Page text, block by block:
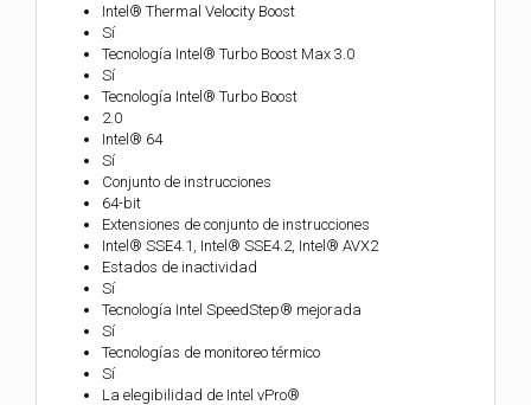
Intel® Thermal Velocity Boost
Sí
Tecnología Intel® Turbo Boost Max 3.0
Sí
Tecnología Intel® Turbo Boost
2.0
Intel® 64
Sí
Conjunto de instrucciones
64-bit
Extensiones de conjunto de instrucciones
Intel® SSE4.1, Intel® SSE4.2, Intel® AVX2
Estados de inactividad
Sí
Tecnología Intel SpeedStep® mejorada
Sí
Tecnologías de monitoreo térmico
Sí
La elegibilidad de Intel vPro®